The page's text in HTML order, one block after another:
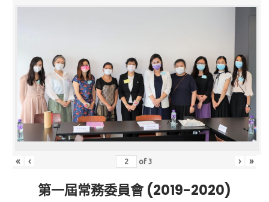
« ‹ of3 › »
第一屆常務委員會 (2019-2020)